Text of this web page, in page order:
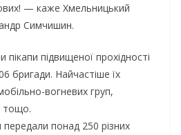
— каже Хмельницький
Симчишин.
пікапи підвищеної прохідності
бригади. Найчастіше їх
вогневих груп,
тощо.
понад 250 різних